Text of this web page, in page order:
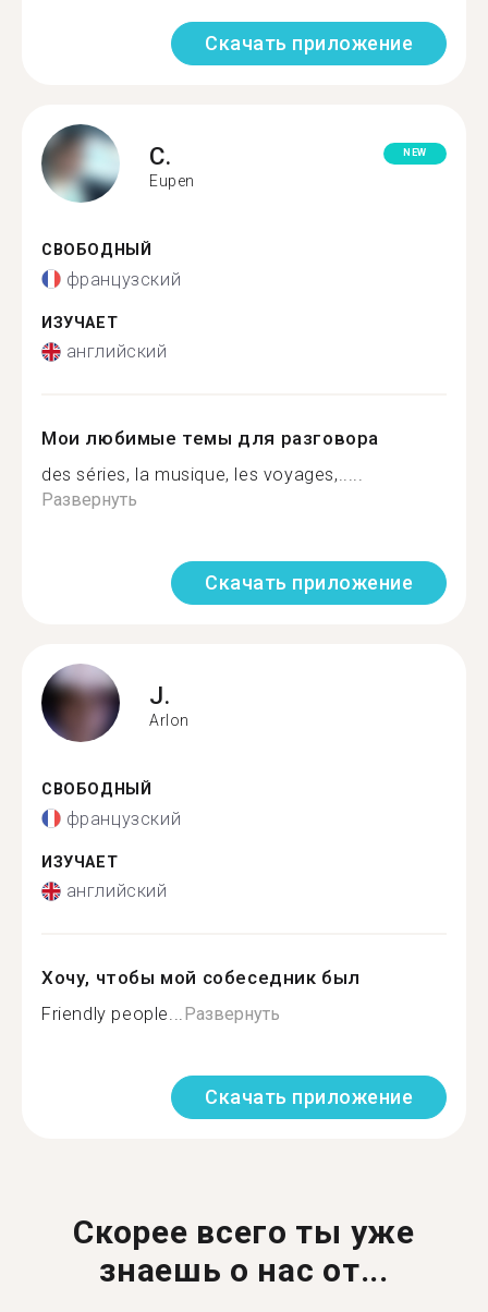
Скачать приложение
C.
Eupen
NEW
СВОБОДНЫЙ
французский
ИЗУЧАЕТ
английский
Мои любимые темы для разговора
des séries, la musique, les voyages,.....
Развернуть
Скачать приложение
J.
Arlon
СВОБОДНЫЙ
французский
ИЗУЧАЕТ
английский
Хочу, чтобы мой собеседник был
Friendly people...Развернуть
Скачать приложение
Скорее всего ты уже
знаешь о нас от...